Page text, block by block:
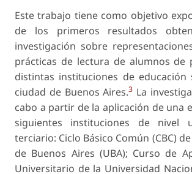
Este trabajo tiene como objetivo
de los primeros resultados
investigación sobre
prácticas de lectura de alumnos de
distintas instituciones de
ciudad de Buenos Aires.3 La
cabo a partir de la aplicación de una
siguientes instituciones de nivel
terciario: Ciclo Básico Común (CBC)
de Buenos Aires (UBA); Curso de
Universitario de la Universidad